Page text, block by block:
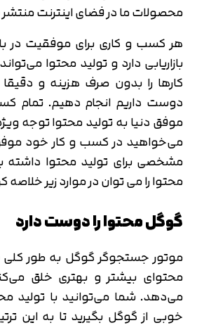
محصولات ما در فضای اینترنت
هر کسب و کاری برای موفقیت در
بازاریابی دارد و تولید محتوا
کارها را بدون صرف هزینه و
دوست داریم انجام دهیم. تمام
موفق دنیا به تولید محتوا توجه
می‌خواهید در کسب و کار خود
مشخصی برای تولید محتوا داشته
محتوا را می توان در موارد زیر خلاصه
گوگل محتوا را دوست دارد
موتور جستجوگر گوگل به طور
محتوای بیشتر و بهتری خلق
می‌دهد. شما می‌توانید با تولید
خوبی از گوگل بگیرید تا به این